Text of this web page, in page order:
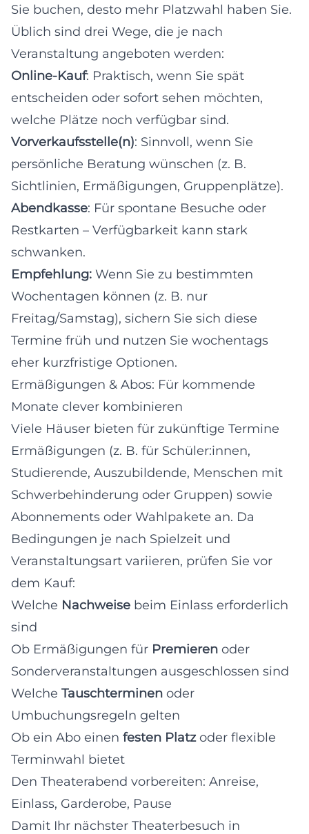
Sie buchen, desto mehr Platzwahl haben Sie.
Üblich sind drei Wege, die je nach
Veranstaltung angeboten werden:
Online-Kauf: Praktisch, wenn Sie spät
entscheiden oder sofort sehen möchten,
welche Plätze noch verfügbar sind.
Vorverkaufsstelle(n): Sinnvoll, wenn Sie
persönliche Beratung wünschen (z. B.
Sichtlinien, Ermäßigungen, Gruppenplätze).
Abendkasse: Für spontane Besuche oder
Restkarten – Verfügbarkeit kann stark
schwanken.
Empfehlung: Wenn Sie zu bestimmten
Wochentagen können (z. B. nur
Freitag/Samstag), sichern Sie sich diese
Termine früh und nutzen Sie wochentags
eher kurzfristige Optionen.
Ermäßigungen & Abos: Für kommende
Monate clever kombinieren
Viele Häuser bieten für zukünftige Termine
Ermäßigungen (z. B. für Schüler:innen,
Studierende, Auszubildende, Menschen mit
Schwerbehinderung oder Gruppen) sowie
Abonnements oder Wahlpakete an. Da
Bedingungen je nach Spielzeit und
Veranstaltungsart variieren, prüfen Sie vor
dem Kauf:
Welche Nachweise beim Einlass erforderlich
sind
Ob Ermäßigungen für Premieren oder
Sonderveranstaltungen ausgeschlossen sind
Welche Tauschterminen oder
Umbuchungsregeln gelten
Ob ein Abo einen festen Platzoder flexible
Terminwahl bietet
Den Theaterabend vorbereiten: Anreise,
Einlass, Garderobe, Pause
Damit Ihr nächster Theaterbesuch in